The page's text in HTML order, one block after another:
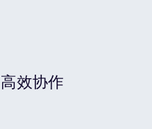
高效协作